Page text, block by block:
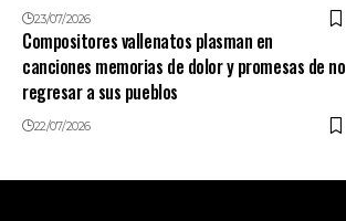
23/07/2026
Compositores vallenatos plasman en
canciones memorias de dolor y promesas de no
regresar a sus pueblos
22/07/2026